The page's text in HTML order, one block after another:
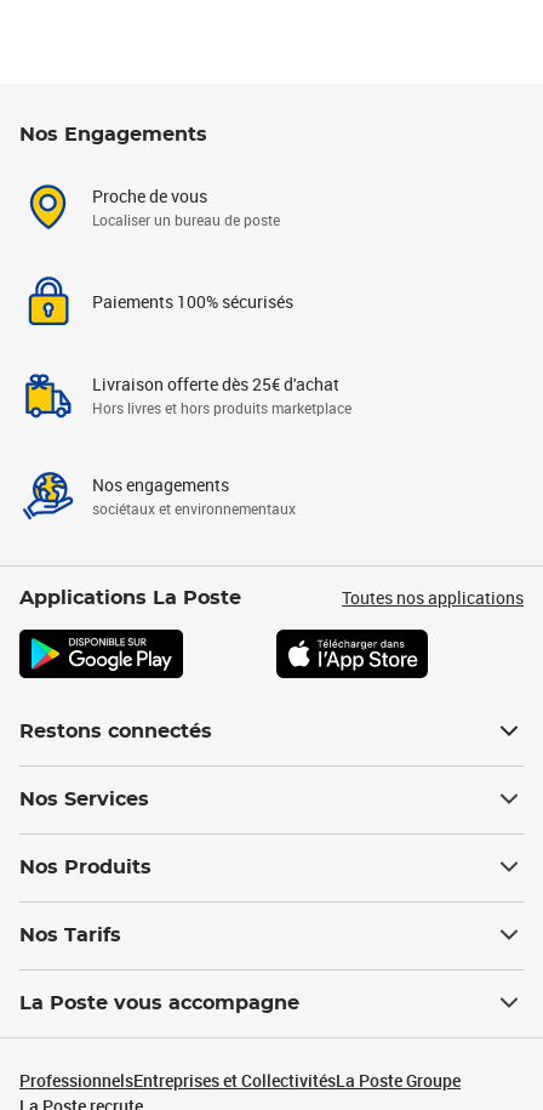
Nos Engagements
Proche de vous
Localiser un bureau de poste
Paiements 100% sécurisés
Livraison offerte dès 25€ d'achat
Hors livres et hors produits marketplace
Nos engagements
sociétaux et environnementaux
Applications La Poste Toutes nos applications
Restons connectés
Nos Services
Nos Produits
Nos Tarifs
La Poste vous accompagne
ProfessionnelsEntreprises et CollectivitésLa Poste Groupe